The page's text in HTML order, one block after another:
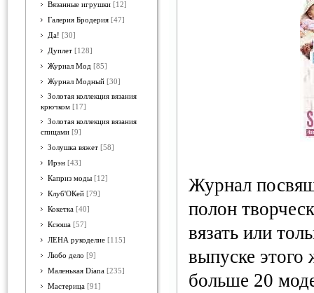
Вязанные игрушки [12]
Галерия Бродерия [47]
Да! [30]
Дуплет [128]
Журнал Мод [85]
Журнал Модный [30]
Золотая коллекция вязания
крючком [17]
Золотая коллекция вязания
спицами [9]
Золушка вяжет [58]
Ирэн [43]
Каприз моды [12]
Клуб'ОКей [79]
Кокетка [40]
Ксюша [57]
ЛЕНА рукоделие [115]
Любо дело [9]
Маленькая Diana [235]
Мастерица [91]
Журнал
полон
вязать или
выпуске этого
больше 20